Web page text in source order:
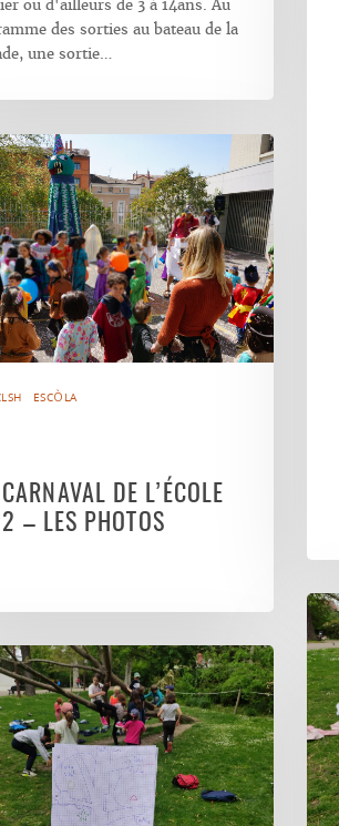
ou d'ailleurs de 3 à 14ans. Au
des sorties au bateau de la
une sortie…
ESCÒLA
CARNAVAL DE L’ÉCOLE
– LES PHOTOS